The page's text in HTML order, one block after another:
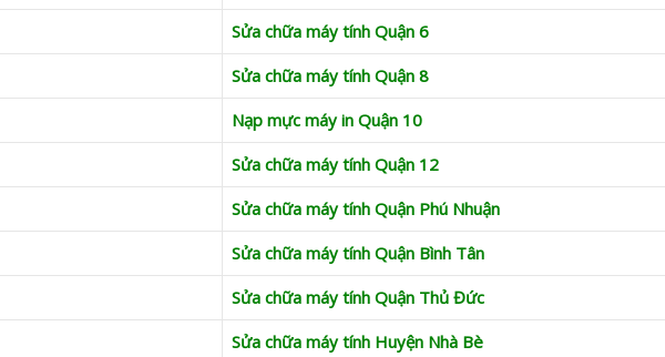
Sửa chữa máy tính Quận 6
Sửa chữa máy tính Quận 8
Nạp mực máy in Quận 10
Sửa chữa máy tính Quận 12
Sửa chữa máy tính Quận Phú Nhuận
Sửa chữa máy tính Quận Bình Tân
Sửa chữa máy tính Quận Thủ Đức
Sửa chữa máy tính Huyện Nhà Bè